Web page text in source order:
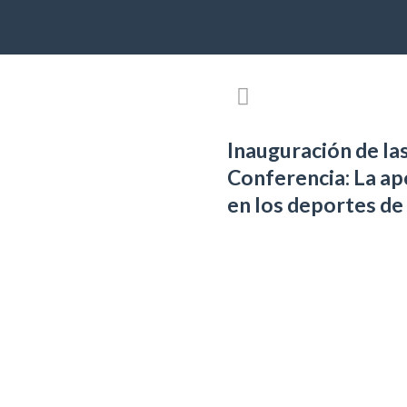
Inauguración de
Conferencia: La
en los deportes